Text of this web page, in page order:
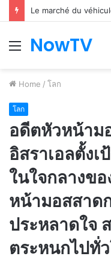
Le marché du
Menu
NowTV
Home / โลก
โลก
อดีตหัวหน้าม
อิสราเอลตั้ง
ในใจกลางข
หน้ามอสสาด
ประหลาดใจ
ตระหนกไปทั่